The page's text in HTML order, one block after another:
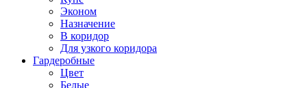
Эконом
Назначение
В коридор
Для узкого коридора
Гардеробные
Цвет
Белые